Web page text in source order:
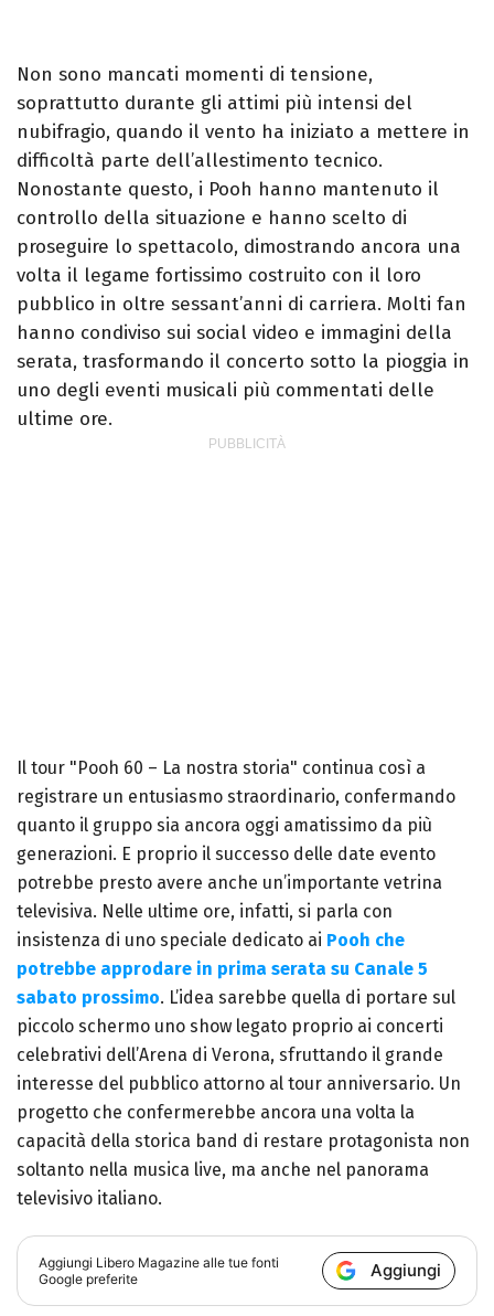
Non sono mancati momenti di tensione,
soprattutto durante gli attimi più intensi del
nubifragio, quando il vento ha iniziato a mettere in
difficoltà parte dell’allestimento tecnico.
Nonostante questo, i Pooh hanno mantenuto il
controllo della situazione e hanno scelto di
proseguire lo spettacolo, dimostrando ancora una
volta il legame fortissimo costruito con il loro
pubblico in oltre sessant’anni di carriera. Molti fan
hanno condiviso sui social video e immagini della
serata, trasformando il concerto sotto la pioggia in
uno degli eventi musicali più commentati delle
ultime ore.
Il tour "Pooh 60 – La nostra storia" continua così a
registrare un entusiasmo straordinario, confermando
quanto il gruppo sia ancora oggi amatissimo da più
generazioni. E proprio il successo delle date evento
potrebbe presto avere anche un’importante vetrina
televisiva. Nelle ultime ore, infatti, si parla con
insistenza di uno speciale dedicato ai Pooh che
potrebbe approdare in prima serata su Canale 5
sabato prossimo. L’idea sarebbe quella di portare sul
piccolo schermo uno show legato proprio ai concerti
celebrativi dell’Arena di Verona, sfruttando il grande
interesse del pubblico attorno al tour anniversario. Un
progetto che confermerebbe ancora una volta la
capacità della storica band di restare protagonista non
soltanto nella musica live, ma anche nel panorama
televisivo italiano.
Aggiungi Libero Magazine alle tue fonti
Google preferite
Aggiungi